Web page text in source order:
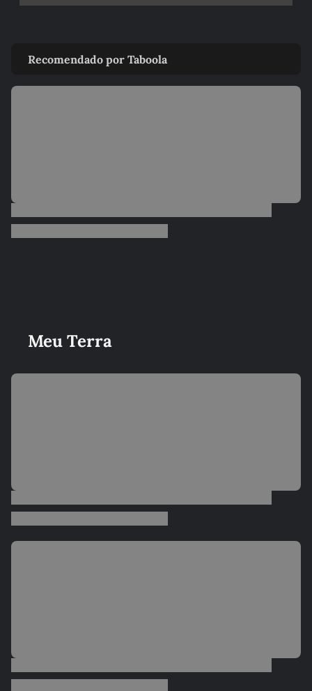
Recomendado por Taboola
Meu Terra